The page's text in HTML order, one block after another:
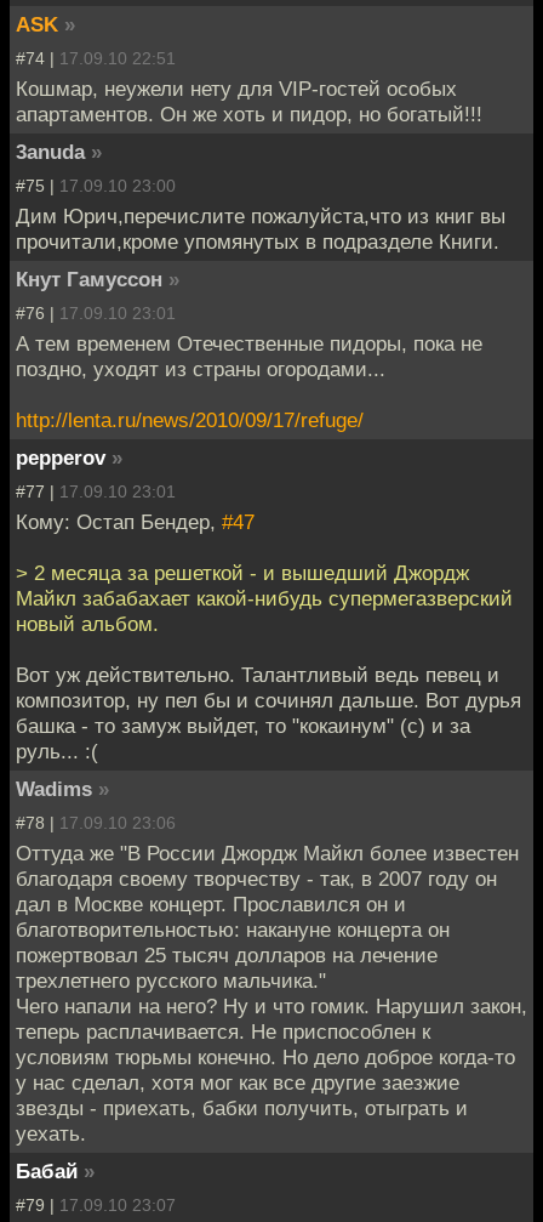
ASK »
#74 | 17.09.10 22:51
Кошмар, неужели нету для VIP-гостей особых
апартаментов. Он же хоть и пидор, но богатый!!!
3anuda »
#75 | 17.09.10 23:00
Дим Юрич,перечислите пожалуйста,что из книг вы
прочитали,кроме упомянутых в подразделе Книги.
Кнут Гамуссон »
#76 | 17.09.10 23:01
А тем временем Отечественные пидоры, пока не
поздно, уходят из страны огородами...
http://lenta.ru/news/2010/09/17/refuge/
pepperov »
#77 | 17.09.10 23:01
Кому: Остап Бендер, #47
> 2 месяца за решеткой - и вышедший Джордж
Майкл забабахает какой-нибудь супермегазверский
новый альбом.
Вот уж действительно. Талантливый ведь певец и
композитор, ну пел бы и сочинял дальше. Вот дурья
башка - то замуж выйдет, то "кокаинум" (с) и за
руль... :(
Wadims »
#78 | 17.09.10 23:06
Оттуда же "В России Джордж Майкл более известен
благодаря своему творчеству - так, в 2007 году он
дал в Москве концерт. Прославился он и
благотворительностью: накануне концерта он
пожертвовал 25 тысяч долларов на лечение
трехлетнего русского мальчика."
Чего напали на него? Ну и что гомик. Нарушил закон,
теперь расплачивается. Не приспособлен к
условиям тюрьмы конечно. Но дело доброе когда-то
у нас сделал, хотя мог как все другие заезжие
звезды - приехать, бабки получить, отыграть и
уехать.
Бабай »
#79 | 17.09.10 23:07